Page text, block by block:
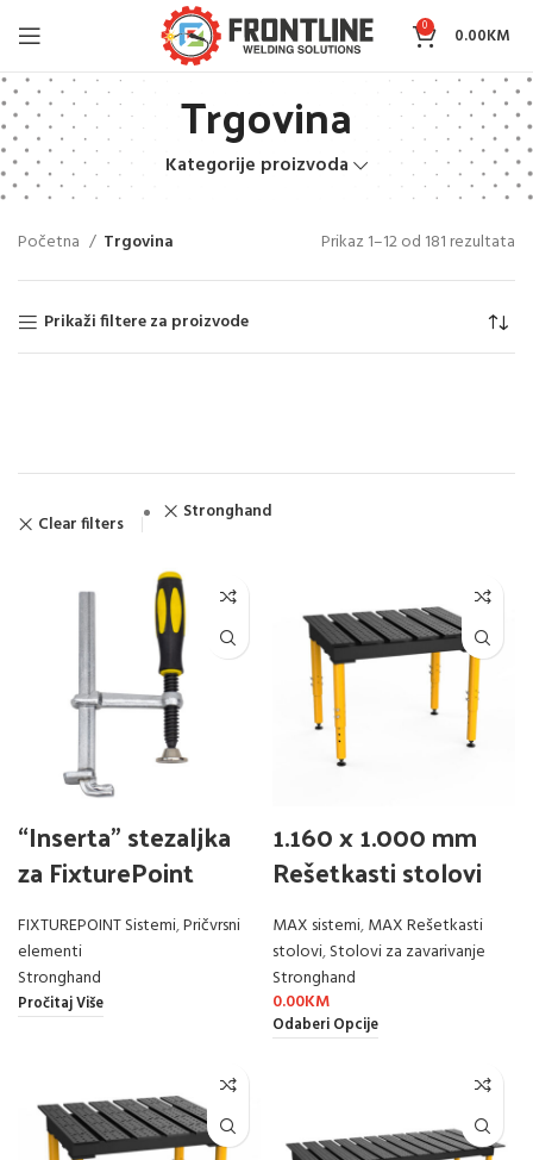
0 0.00KM
Trgovina
Kategorije proizvoda
Početna Trgovina Prikaz 1–12 od 181 rezultata
Prikaži filtere za proizvode
Clear filters
Stronghand
“Inserta” stezaljka
za FixturePoint
FIXTUREPOINT Sistemi,Pričvrsni
elementi
Stronghand
Pročitaj Više
1.160 x 1.000 mm
Rešetkasti stolovi
MAX sistemi,MAX Rešetkasti
stolovi,Stolovi za zavarivanje
Stronghand
0.00KM
Odaberi Opcije